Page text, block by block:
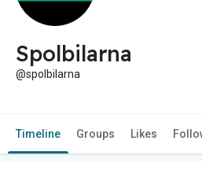
Spolbilarna
@spolbilarna
Timeline Groups Likes